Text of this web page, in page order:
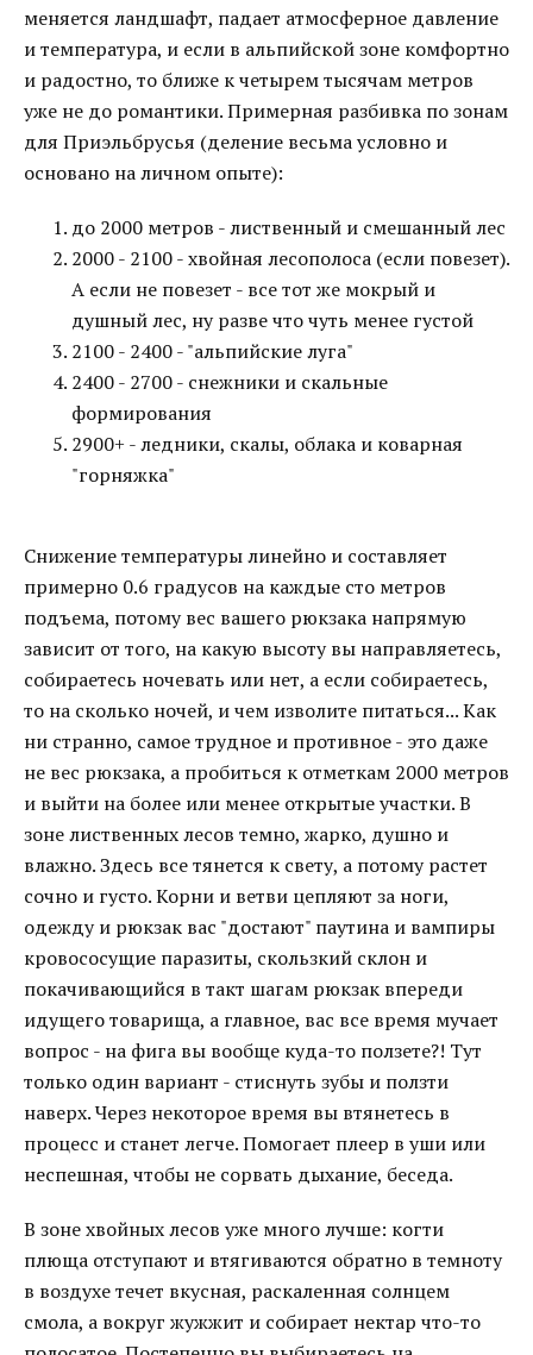
меняется ландшафт, падает атмосферное давление
и температура, и если в альпийской зоне комфортно
и радостно, то ближе к четырем тысячам метров
уже не до романтики. Примерная разбивка по зонам
для Приэльбрусья (деление весьма условно и
основано на личном опыте):
до 2000 метров - лиственный и смешанный лес
2000 - 2100 - хвойная лесополоса (если повезет).
А если не повезет - все тот же мокрый и
душный лес, ну разве что чуть менее густой
2100 - 2400 - "альпийские луга"
2400 - 2700 - снежники и скальные
формирования
2900+ - ледники, скалы, облака и коварная
"горняжка"
Снижение температуры линейно и составляет
примерно 0.6 градусов на каждые сто метров
подъема, потому вес вашего рюкзака напрямую
зависит от того, на какую высоту вы направляетесь,
собираетесь ночевать или нет, а если собираетесь,
то на сколько ночей, и чем изволите питаться... Как
ни странно, самое трудное и противное - это даже
не вес рюкзака, а пробиться к отметкам 2000 метров
и выйти на более или менее открытые участки. В
зоне лиственных лесов темно, жарко, душно и
влажно. Здесь все тянется к свету, а потому растет
сочно и густо. Корни и ветви цепляют за ноги,
одежду и рюкзак вас "достают" паутина и вампиры
кровососущие паразиты, скользкий склон и
покачивающийся в такт шагам рюкзак впереди
идущего товарища, а главное, вас все время мучает
вопрос - на фига вы вообще куда-то ползете?! Тут
только один вариант - стиснуть зубы и ползти
наверх. Через некоторое время вы втянетесь в
процесс и станет легче. Помогает плеер в уши или
неспешная, чтобы не сорвать дыхание, беседа.
В зоне хвойных лесов уже много лучше: когти
плюща отступают и втягиваются обратно в темноту
в воздухе течет вкусная, раскаленная солнцем
смола, а вокруг жужжит и собирает нектар что-то